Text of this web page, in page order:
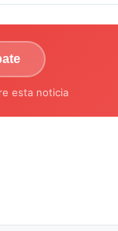
esta noticia